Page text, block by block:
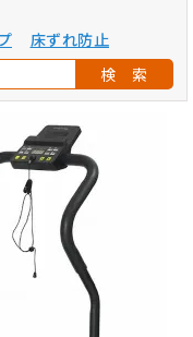
床ずれ防止
検 索